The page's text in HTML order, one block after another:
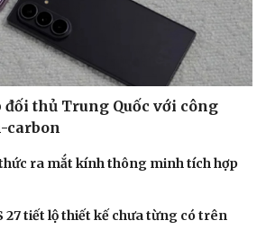
đối thủ Trung Quốc với công
carbon
ra mắt kính thông minh tích hợp
27 tiết lộ thiết kế chưa từng có trên